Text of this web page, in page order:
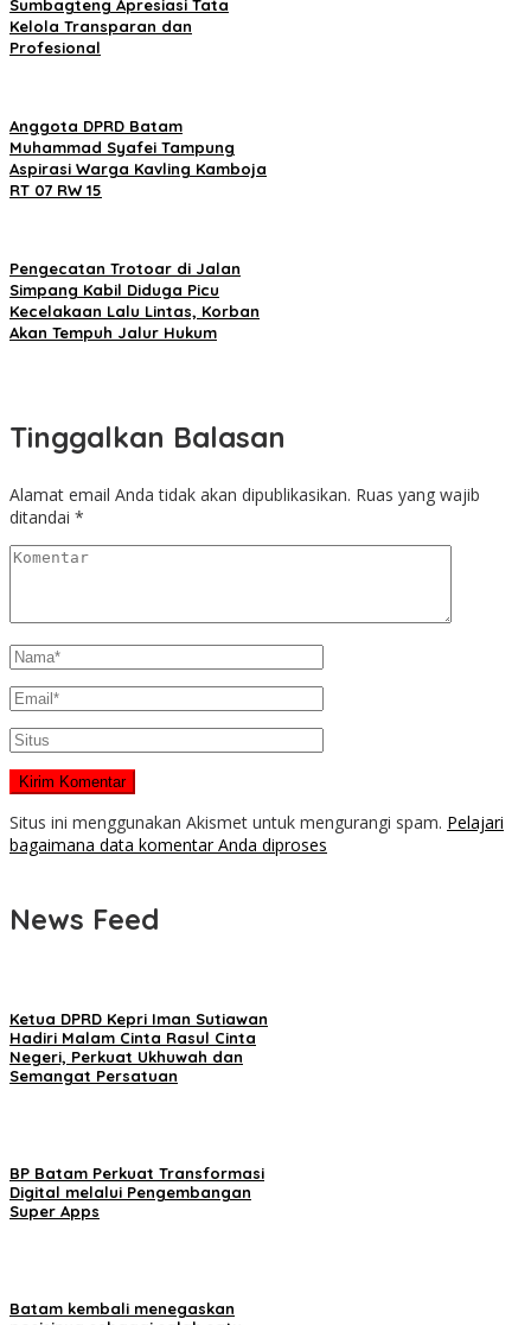
Sumbagteng Apresiasi Tata
Kelola Transparan dan
Profesional
Anggota DPRD Batam
Muhammad Syafei Tampung
Aspirasi Warga Kavling Kamboja
RT 07 RW 15
Pengecatan Trotoar di Jalan
Simpang Kabil Diduga Picu
Kecelakaan Lalu Lintas, Korban
Akan Tempuh Jalur Hukum
Tinggalkan Balasan
Alamat email Anda tidak akan dipublikasikan. Ruas yang wajib
ditandai *
Situs ini menggunakan Akismet untuk mengurangi spam. Pelajari
bagaimana data komentar Anda diproses
News Feed
Ketua DPRD Kepri Iman Sutiawan
Hadiri Malam Cinta Rasul Cinta
Negeri, Perkuat Ukhuwah dan
Semangat Persatuan
BP Batam Perkuat Transformasi
Digital melalui Pengembangan
Super Apps
Batam kembali menegaskan